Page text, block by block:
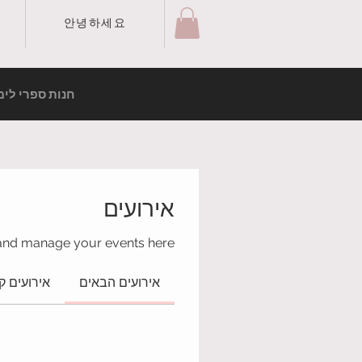
안녕하세요
חנות ספרי
אירועים
manage your events here.
אירועים הבאים אירועים